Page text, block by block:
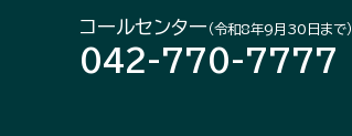
コールセンター （令和8年9月30日まで）
042-770-7777